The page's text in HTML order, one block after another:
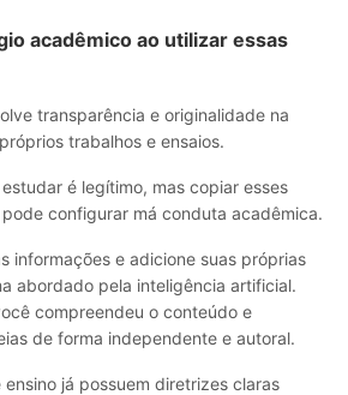
acadêmico ao utilizar essas
transparência e originalidade na
trabalhos e ensaios.
é legítimo, mas copiar esses
configurar má conduta acadêmica.
informações e adicione suas próprias
abordado pela inteligência artificial.
compreendeu o conteúdo e
de forma independente e autoral.
já possuem diretrizes claras